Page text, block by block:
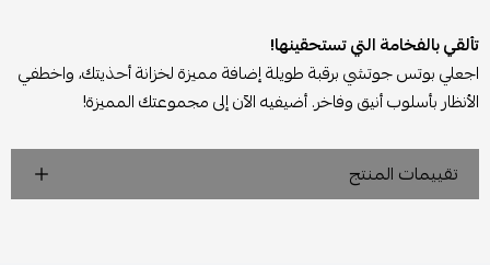
تألقي بالفخامة التي تستحقينها!
اجعلي بوتس جوتشي برقبة طويلة إضافة مميزة لخزانة أحذيتك، واخطفي
الأنظار بأسلوب أنيق وفاخر. أضيفيه الآن إلى مجموعتك المميزة!
تقييمات المنتج